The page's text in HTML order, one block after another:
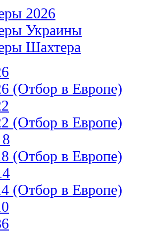
2026
Украины
Шахтера
(Отбор в Европе)
(Отбор в Европе)
(Отбор в Европе)
(Отбор в Европе)